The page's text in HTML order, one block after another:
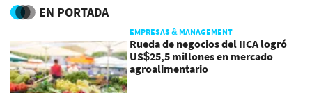
EN PORTADA
EMPRESAS & MANAGEMENT
Rueda de negocios del IICA logró
US$25,5 millones en mercado
agroalimentario